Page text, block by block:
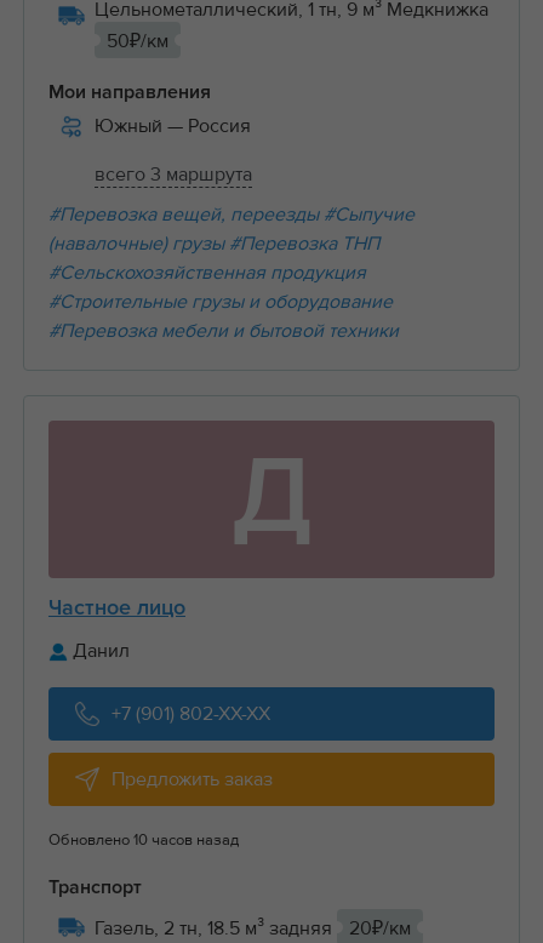
Цельнометаллический, 1 тн, 9 м³ Медкнижка
50₽/км
Мои направления
Южный — Россия
всего 3 маршрута
#Перевозка вещей, переезды #Сыпучие
(навалочные) грузы #Перевозка ТНП
#Сельскохозяйственная продукция
#Строительные грузы и оборудование
#Перевозка мебели и бытовой техники
Д
Частное лицо
Данил
+7 (901) 802-XX-XX
Предложить заказ
Обновлено 10 часов назад
Транспорт
Газель, 2 тн, 18.5 м³ задняя 20₽/км